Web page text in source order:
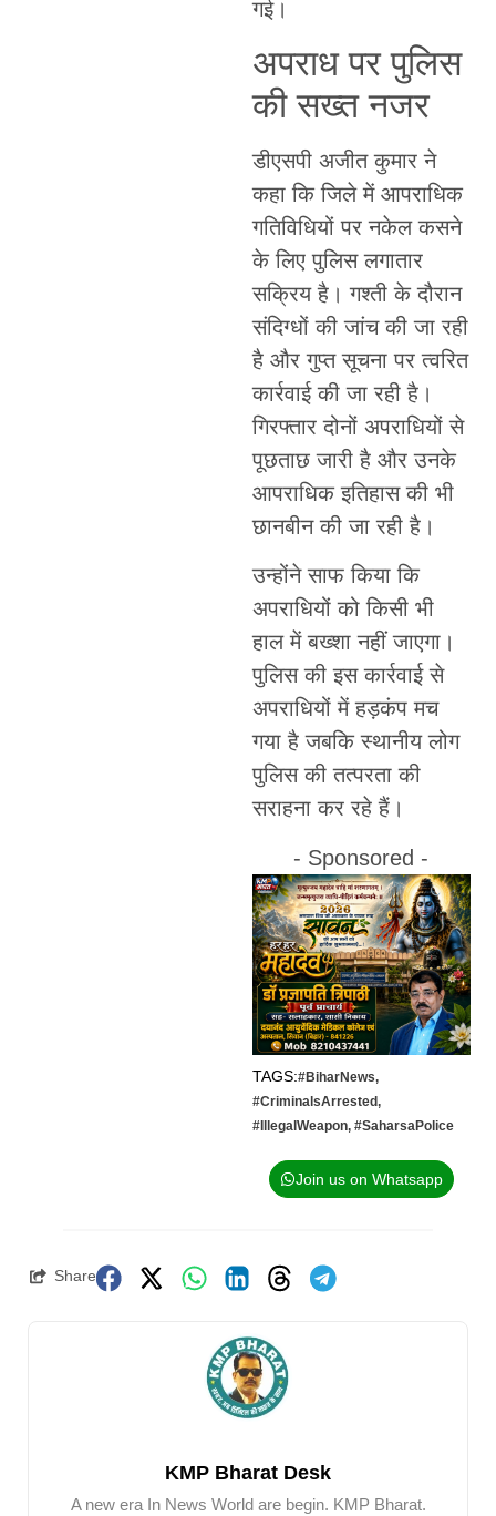
गई।
अपराध पर पुलिस
की सख्त नजर
डीएसपी अजीत कुमार ने
कहा कि जिले में आपराधिक
गतिविधियों पर नकेल कसने
के लिए पुलिस लगातार
सक्रिय है। गश्ती के दौरान
संदिग्धों की जांच की जा रही
है और गुप्त सूचना पर त्वरित
कार्रवाई की जा रही है।
गिरफ्तार दोनों अपराधियों से
पूछताछ जारी है और उनके
आपराधिक इतिहास की भी
छानबीन की जा रही है।
उन्होंने साफ किया कि
अपराधियों को किसी भी
हाल में बख्शा नहीं जाएगा।
पुलिस की इस कार्रवाई से
अपराधियों में हड़कंप मच
गया है जबकि स्थानीय लोग
पुलिस की तत्परता की
सराहना कर रहे हैं।
- Sponsored -
TAGS:#BiharNews,
#CriminalsArrested,
#IllegalWeapon, #SaharsaPolice
Join us on Whatsapp
Share
KMP Bharat Desk
A new era In News World are begin. KMP Bharat.